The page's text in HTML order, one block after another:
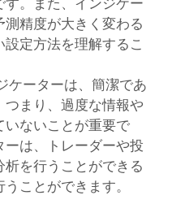
精度が大きく変わる
定方法を理解するこ
ケーターは、簡潔であ
つまり、過度な情報や
いないことが重要で
は、トレーダーや投
を行うことができる
ことができます。